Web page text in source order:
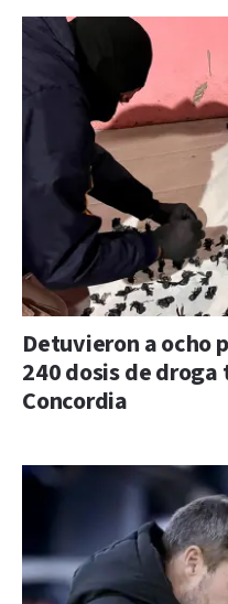
Detuvieron a ocho
240 dosis de
Concordia